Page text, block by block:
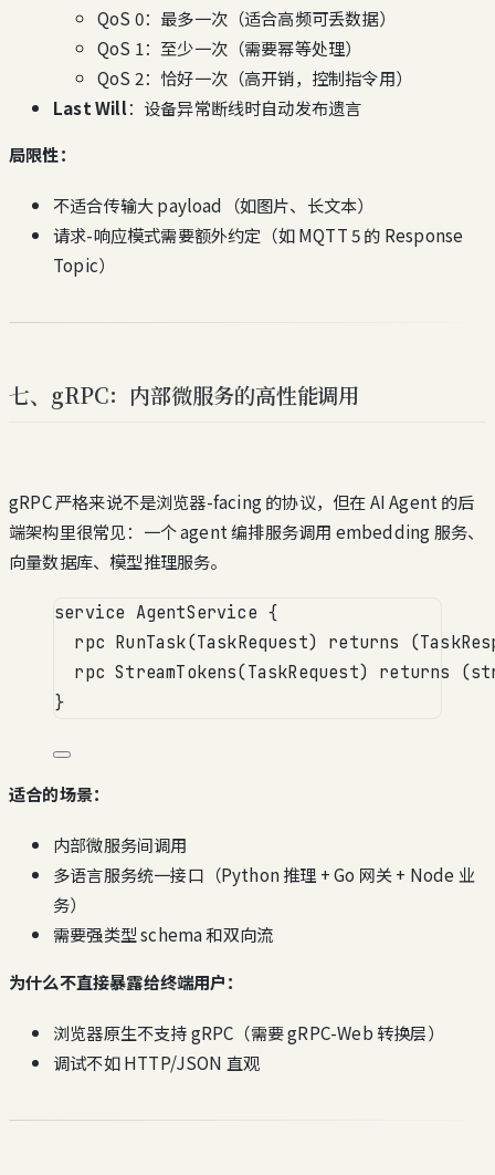
QoS 0：最多一次（适合高频可丢数据）
QoS 1：至少一次（需要幂等处理）
QoS 2：恰好一次（高开销，控制指令用）
Last Will：设备异常断线时自动发布遗言
局限性：
不适合传输大 payload（如图片、长文本）
请求-响应模式需要额外约定（如 MQTT 5 的 Response
Topic）
七、gRPC：内部微服务的高性能调用
gRPC 严格来说不是浏览器-facing 的协议，但在 AI Agent 的后
端架构里很常见：一个 agent 编排服务调用 embedding 服务、
向量数据库、模型推理服务。
service AgentService {
rpc RunTask(TaskRequest) returns (
rpc StreamTokens(TaskRequest) returns (
}
适合的场景：
内部微服务间调用
多语言服务统一接口（Python 推理 + Go 网关 + Node 业
务）
需要强类型 schema 和双向流
为什么不直接暴露给终端用户：
浏览器原生不支持 gRPC（需要 gRPC-Web 转换层）
调试不如 HTTP/JSON 直观